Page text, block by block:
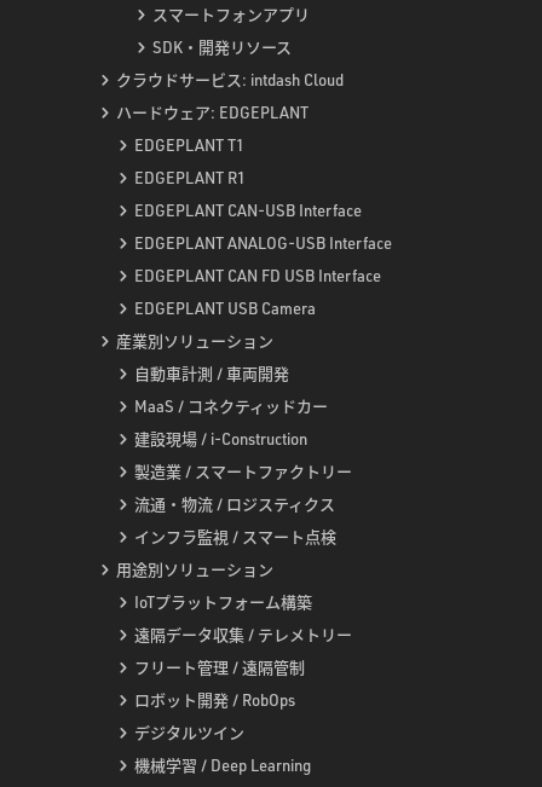
スマートフォンアプリ
SDK・開発リソース
クラウドサービス: intdash Cloud
ハードウェア: EDGEPLANT
EDGEPLANT T1
EDGEPLANT R1
EDGEPLANT CAN-USB Interface
EDGEPLANT ANALOG-USB Interface
EDGEPLANT CAN FD USB Interface
EDGEPLANT USB Camera
産業別ソリューション
自動車計測 / 車両開発
MaaS / コネクティッドカー
建設現場 / i-Construction
製造業 / スマートファクトリー
流通・物流 / ロジスティクス
インフラ監視 / スマート点検
用途別ソリューション
IoTプラットフォーム構築
遠隔データ収集 / テレメトリー
フリート管理 / 遠隔管制
ロボット開発 / RobOps
デジタルツイン
機械学習 / Deep Learning